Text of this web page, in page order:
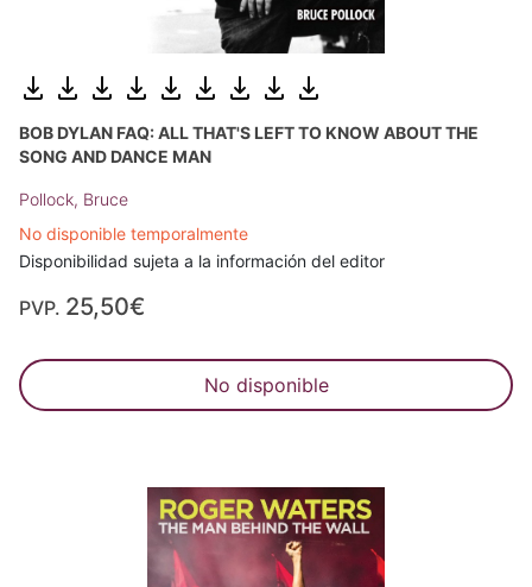
BOB DYLAN FAQ: ALL THAT'S LEFT TO KNOW ABOUT THE
SONG AND DANCE MAN
Pollock, Bruce
No disponible temporalmente
Disponibilidad sujeta a la información del editor
PVP. 25,50€
No disponible